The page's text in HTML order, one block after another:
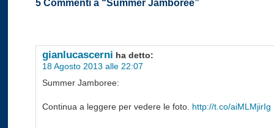
5 Commenti a “Summer Jamboree”
gianlucascerni ha detto:
18 Agosto 2013 alle 22:07
Summer Jamboree:
Continua a leggere per vedere le foto. http://t.co/aiMLMjirIg